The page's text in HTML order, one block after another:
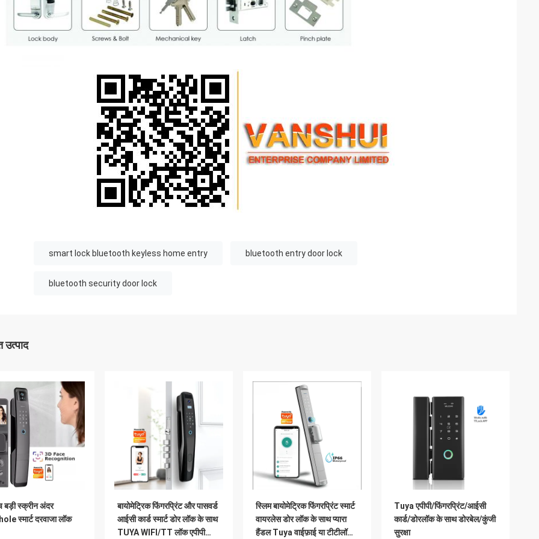
smart lock bluetooth keyless home entry bluetooth entry door lock
bluetooth security door lock
बड़ी स्क्रीन अंदर
स्मार्ट दरवाजा लॉक
बायोमेट्रिक फिंगरप्रिंट और पासवर्ड
आईसी कार्ड स्मार्ट डोर लॉक के साथ
TUYA WIFI/TT लॉक एपीपी
स्लिम बायोमेट्रिक फिंगरप्रिंट स्मार्ट
वायरलेस डोर लॉक के साथ प्यारा
हैंडल Tuya वाईफ़ाई या टीटीलॉक
Tuya एपीपी/फिंगरप्रिंट/आईसी
कार्ड/डोरलॉक के साथ डोरबेल/कुंजी
सुरक्षा